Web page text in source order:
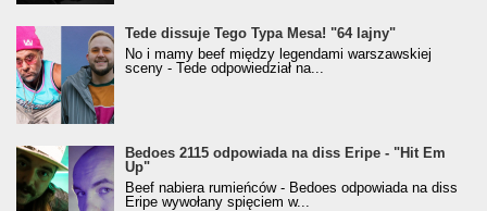
Tede dissuje Tego Typa Mesa! "64 lajny"
No i mamy beef między legendami warszawskiej
sceny - Tede odpowiedział na...
Bedoes 2115 odpowiada na diss Eripe - "Hit Em
Up"
Beef nabiera rumieńców - Bedoes odpowiada na diss
Eripe wywołany spięciem w...